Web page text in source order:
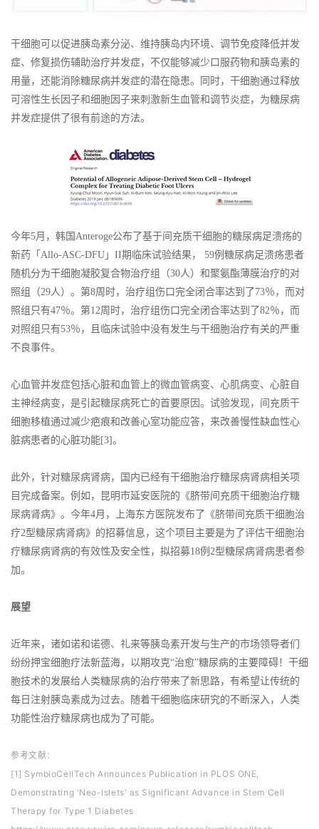
干细胞可以促进胰岛素分泌、维持胰岛内环境、调节免疫降低并发
症、修复损伤辅助治疗并发症，不仅能够减少口服药物和胰岛素的
用量，还能消除糖尿病并发症的潜在隐患。同时，干细胞通过释放
可溶性生长因子和细胞因子来刺激新生血管和调节炎症，为糖尿病
并发症提供了很有前途的方法。
今年5月，韩国Anteroge公布了基于间充质干细胞的糖尿病足溃疡的
新药「Allo-ASC-DFU」II期临床试验结果， 59例糖尿病足溃疡患者
随机分为干细胞凝胶复合物治疗组（30人）和聚氨酯薄膜治疗的对
照组（29人）。第8周时，治疗组伤口完全闭合率达到了73％，而对
照组只有47％。第12周时，治疗组伤口完全闭合率达到了82％，而
对照组只有53％，且临床试验中没有发生与干细胞治疗有关的严重
不良事件。
心血管并发症包括心脏和血管上的微血管病变、心肌病变、心脏自
主神经病变，是引起糖尿病死亡的首要原因。试验发现，间充质干
细胞移植通过减少疤痕和改善心室功能应答，来改善慢性缺血性心
脏病患者的心脏功能[3]。
此外，针对糖尿病肾病，国内已经有干细胞治疗糖尿病肾病相关项
目完成备案。例如，昆明市延安医院的《脐带间充质干细胞治疗糖
尿病肾病》。今年4月，上海东方医院发布了《脐带间充质干细胞治
疗2型糖尿病肾病》的招募信息，这个项目主要是为了评估干细胞治
疗糖尿病肾病的有效性及安全性，拟招募18例2型糖尿病肾病患者参
加。
展望
近年来，诸如诺和诺德、礼来等胰岛素开发与生产的市场领导者们
纷纷押宝细胞疗法新蓝海，以期攻克“治愈”糖尿病的主要障碍！干细
胞技术的发展给人类糖尿病的治疗带来了新思路，有希望让传统的
每日注射胰岛素成为过去。随着干细胞临床研究的不断深入，人类
功能性治疗糖尿病也成为了可能。
参考文献：
[1] SymbioCellTech Announces Publication in PLOS ONE,
Demonstrating 'Neo-Islets' as Significant Advance in Stem Cell
Therapy for Type 1 Diabetes